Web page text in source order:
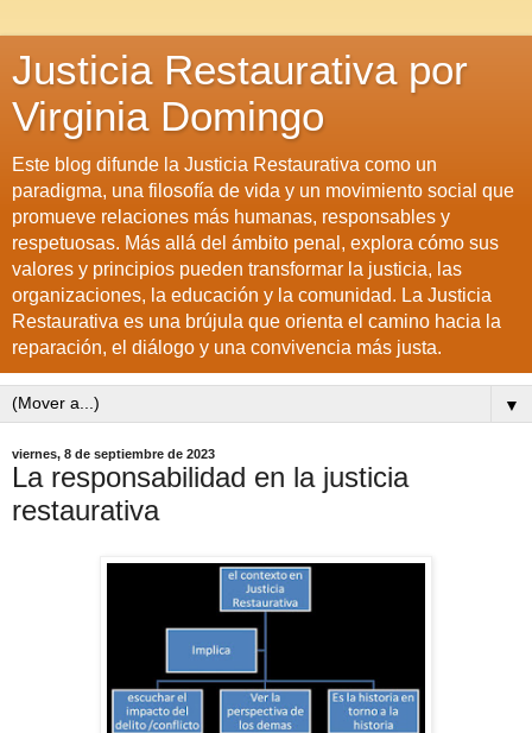
Justicia Restaurativa por
Virginia Domingo
Este blog difunde la Justicia Restaurativa como un
paradigma, una filosofía de vida y un movimiento social que
promueve relaciones más humanas, responsables y
respetuosas. Más allá del ámbito penal, explora cómo sus
valores y principios pueden transformar la justicia, las
organizaciones, la educación y la comunidad. La Justicia
Restaurativa es una brújula que orienta el camino hacia la
reparación, el diálogo y una convivencia más justa.
▼
viernes, 8 de septiembre de 2023
La responsabilidad en la justicia
restaurativa